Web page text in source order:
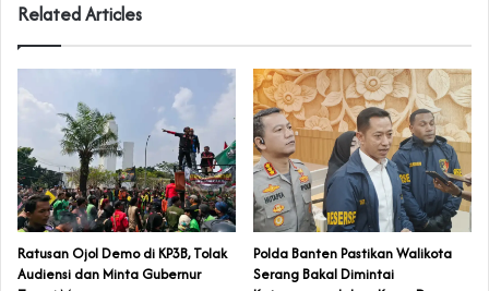
Related Articles
‎Ratusan Ojol Demo di KP3B, Tolak
Audiensi dan Minta Gubernur
Polda Banten Pastikan Walikota
Serang Bakal Dimintai